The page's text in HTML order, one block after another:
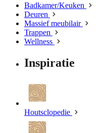
Badkamer/Keuken
Deuren
Massief meubilair
Trappen
Wellness
Inspiratie
Houtsclopedie